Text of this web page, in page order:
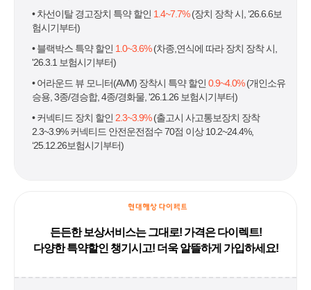
• 차선이탈 경고장치 특약 할인 1.4~7.7%(장치 장착 시, ‘26.6.6보
험시기부터)
• 블랙박스 특약 할인 1.0~3.6%(차종,연식에 따라 장치 장착 시,
'26.3.1 보험시기부터)
• 어라운드 뷰 모니터(AVM) 장착시 특약 할인 0.9~4.0%(개인소유
승용, 3종/경승합, 4종/경화물, '26.1.26 보험시기부터)
• 커넥티드 장치 할인 2.3~3.9%(출고시 사고통보장치 장착
2.3~3.9% 커넥티드 안전운전점수 70점 이상 10.2~24.4%,
‘25.12.26보험시기부터)
든든한 보상서비스는 그대로! 가격은 다이렉트!
다양한 특약할인 챙기시고! 더욱 알뜰하게 가입하세요!